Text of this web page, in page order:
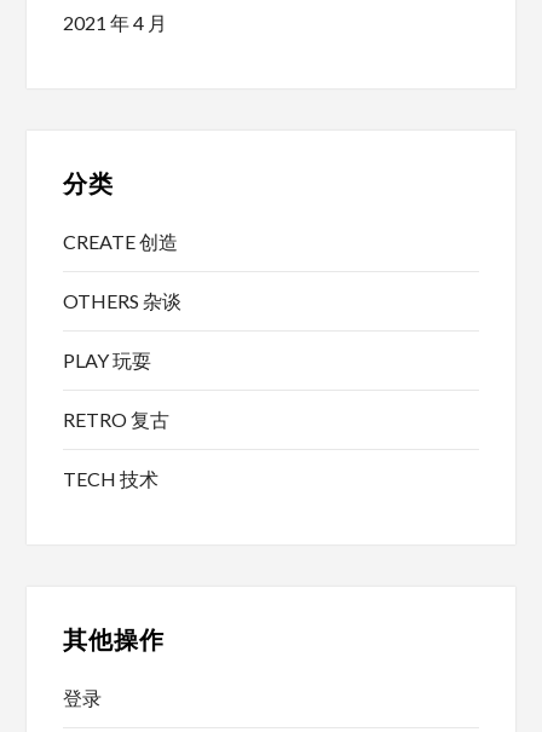
2021 年 4 月
分类
CREATE 创造
OTHERS 杂谈
PLAY 玩耍
RETRO 复古
TECH 技术
其他操作
登录